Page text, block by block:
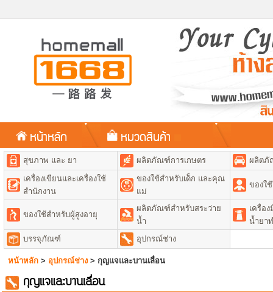
หน้าหลัก หมวดสินค้า
สุขภาพ และ ยา ผลิตภัณฑ์การเกษตร
ผลิตภั
เครื่องเขียนและเครื่องใช้
สำนักงาน
ของใช้สำหรับเด็ก และคุณ
แม่
ของใ
ของใช้สำหรับผู้สูงอายุ
ผลิตภัณฑ์สำหรับสระว่าย
น้ำ
เครื่อ
น้ำยา
บรรจุภัณฑ์
อุปกรณ์ช่าง
หน้าหลัก > อุปกรณ์ช่าง > กุญแจและบานเลื่อน
กุญแจและบานเลื่อน